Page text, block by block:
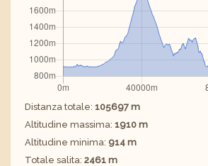
Distanza totale: 105697 m
Altitudine massima: 1910 m
Altitudine minima: 914 m
Totale salita: 2461 m